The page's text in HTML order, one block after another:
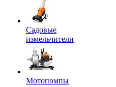
Садовые
измельчители
Мотопомпы